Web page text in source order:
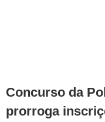
Concurso da
prorroga